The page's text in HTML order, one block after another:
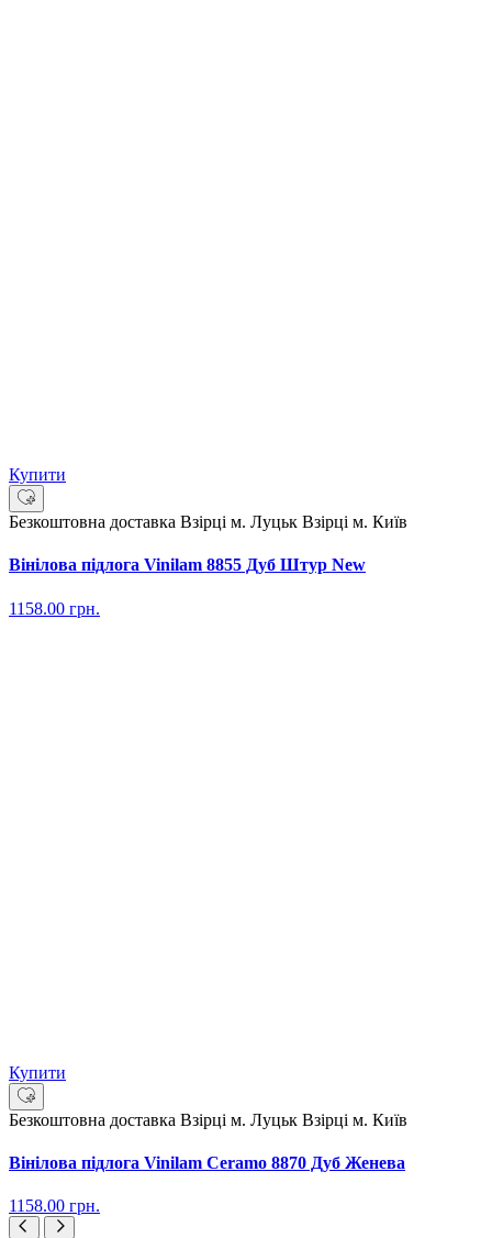
Купити
Безкоштовна доставка Взірці м. Луцьк Взірці м. Київ
Вінілова підлога Vinilam 8855 Дуб Штур New
1158.00 грн.
Купити
Безкоштовна доставка Взірці м. Луцьк Взірці м. Київ
Вінілова підлога Vinilam Ceramo 8870 Дуб Женева
1158.00 грн.